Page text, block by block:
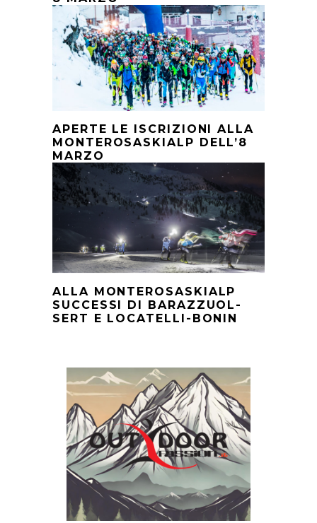
APERTE LE ISCRIZIONI ALLA
MONTEROSASKIALP DELL’8
MARZO
ALLA MONTEROSASKIALP
SUCCESSI DI BARAZZUOL-
SERT E LOCATELLI-BONIN